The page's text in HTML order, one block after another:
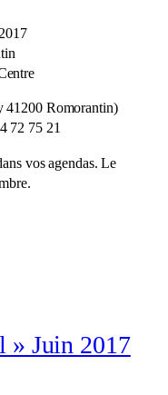
41200 Romorantin)
72 75 21
vos agendas. Le
» Juin 2017